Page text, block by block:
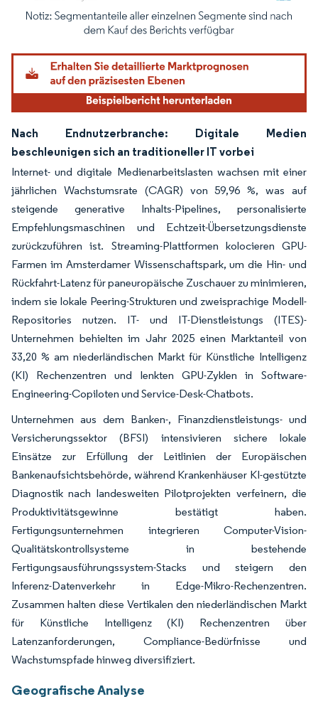
Bild © Mordor Intelligence. Wiederverwendung erfordert Namensnennung
Nach Endnutzerbranche: Digitale Medien
beschleunigen sich an traditioneller IT vorbei
Internet- und digitale Medienarbeitslasten wachsen mit einer
jährlichen Wachstumsrate (CAGR) von 59,96 %, was auf
steigende generative Inhalts-Pipelines, personalisierte
Empfehlungsmaschinen und Echtzeit-Übersetzungsdienste
zurückzuführen ist. Streaming-Plattformen kolocieren GPU-
Farmen im Amsterdamer Wissenschaftspark, um die Hin- und
Rückfahrt-Latenz für paneuropäische Zuschauer zu minimieren,
indem sie lokale Peering-Strukturen und zweisprachige Modell-
Repositories nutzen. IT- und IT-Dienstleistungs (ITES)-
Unternehmen behielten im Jahr 2025 einen Marktanteil von
33,20 % am niederländischen Markt für Künstliche Intelligenz
(KI) Rechenzentren und lenkten GPU-Zyklen in Software-
Engineering-Copiloten und Service-Desk-Chatbots.
Unternehmen aus dem Banken-, Finanzdienstleistungs- und
Versicherungssektor (BFSI) intensivieren sichere lokale
Einsätze zur Erfüllung der Leitlinien der Europäischen
Bankenaufsichtsbehörde, während Krankenhäuser KI-gestützte
Diagnostik nach landesweiten Pilotprojekten verfeinern, die
Produktivitätsgewinne bestätigt haben.
Fertigungsunternehmen integrieren Computer-Vision-
Qualitätskontrollsysteme in bestehende
Fertigungsausführungssystem-Stacks und steigern den
Inferenz-Datenverkehr in Edge-Mikro-Rechenzentren.
Zusammen halten diese Vertikalen den niederländischen Markt
für Künstliche Intelligenz (KI) Rechenzentren über
Latenzanforderungen, Compliance-Bedürfnisse und
Wachstumspfade hinweg diversifiziert.
Geografische Analyse